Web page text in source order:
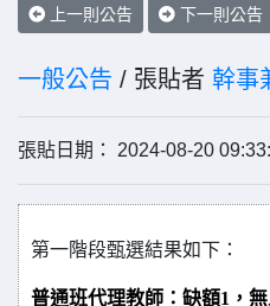
上一則公告 下一則公告
一般公告 / 張貼者 幹事
張貼日期： 2024-08-20
第一階段甄選結果如下 ：
普通班代理教師：缺額1，